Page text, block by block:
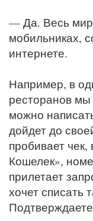
— Да. Весь мир
мобильниках,
интернете.
Например, в
ресторанов мы
можно
дойдет до
пробивает
Кошелек»,
прилетает
хочет списать